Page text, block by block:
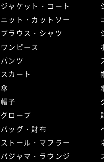
ジャケット・コート
ニット・カットソー
ブラウス・シャツ
ワンピース
パンツ
スカート
傘
帽子
グローブ
バッグ・財布
ストール・マフラー
パジャマ・ラウンジ